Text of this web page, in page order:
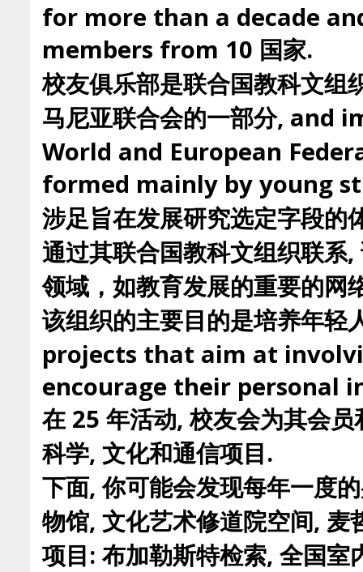
for more than a decade
members from 10 国家.
校友俱乐部是联合国教科文组
马尼亚联合会的一部分,
World and European
formed mainly by young
涉足旨在发展研究选定字段的
通过其联合国教科文组织联系
领域，如教育发展的重要的网
该组织的主要目的是培养年
projects that aim at
encourage their personal
在 25 年活动, 校友会为其会
科学, 文化和通信项目.
下面, 你可能会发现每年一度
物馆, 文化艺术修道院空间,
项目: 布加勒斯特检索, 全国室